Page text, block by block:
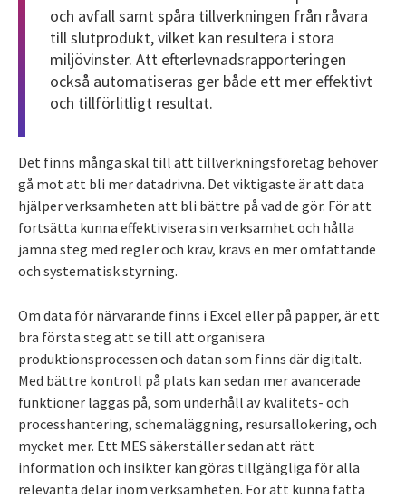
och avfall samt spåra tillverkningen från råvara
till slutprodukt, vilket kan resultera i stora
miljövinster. Att efterlevnadsrapporteringen
också automatiseras ger både ett mer effektivt
och tillförlitligt resultat.
Det finns många skäl till att tillverkningsföretag behöver
gå mot att bli mer datadrivna. Det viktigaste är att data
hjälper verksamheten att bli bättre på vad de gör. För att
fortsätta kunna effektivisera sin verksamhet och hålla
jämna steg med regler och krav, krävs en mer omfattande
och systematisk styrning.
Om data för närvarande finns i Excel eller på papper, är ett
bra första steg att se till att organisera
produktionsprocessen och datan som finns där digitalt.
Med bättre kontroll på plats kan sedan mer avancerade
funktioner läggas på, som underhåll av kvalitets- och
processhantering, schemaläggning, resursallokering, och
mycket mer. Ett MES säkerställer sedan att rätt
information och insikter kan göras tillgängliga för alla
relevanta delar inom verksamheten. För att kunna fatta